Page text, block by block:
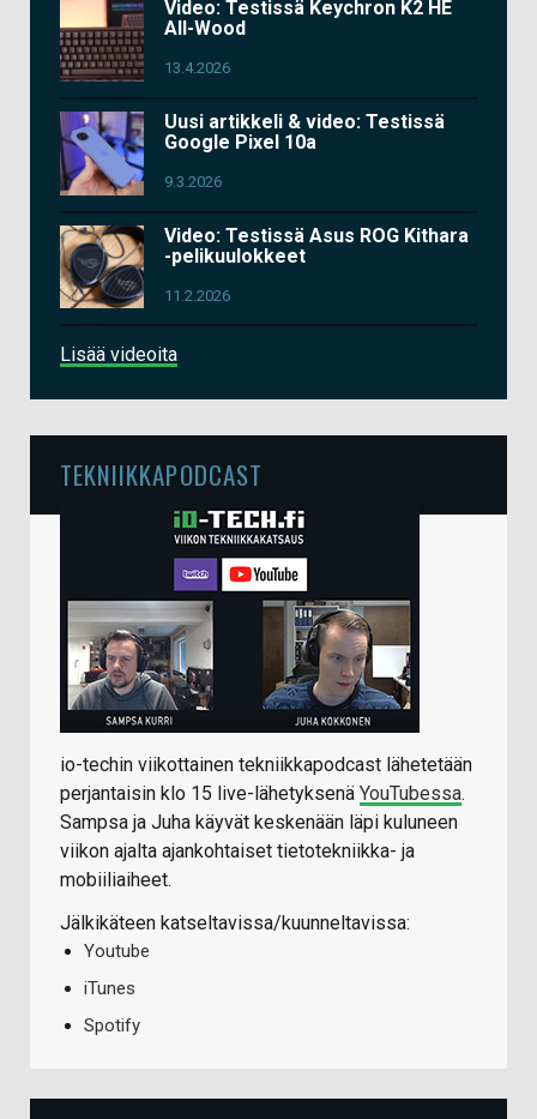
Video: Testissä Keychron K2 HE
All-Wood
13.4.2026
Uusi artikkeli & video: Testissä
Google Pixel 10a
9.3.2026
Video: Testissä Asus ROG Kithara
-pelikuulokkeet
11.2.2026
Lisää videoita
TEKNIIKKAPODCAST
io-techin viikottainen tekniikkapodcast lähetetään
perjantaisin klo 15 live-lähetyksenä YouTubessa.
Sampsa ja Juha käyvät keskenään läpi kuluneen
viikon ajalta ajankohtaiset tietotekniikka- ja
mobiiliaiheet.
Jälkikäteen katseltavissa/kuunneltavissa:
Youtube
iTunes
Spotify